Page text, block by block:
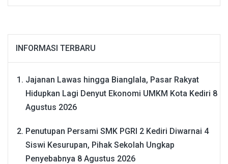
INFORMASI TERBARU
Jajanan Lawas hingga Bianglala, Pasar Rakyat
Hidupkan Lagi Denyut Ekonomi UMKM Kota Kediri 8
Agustus 2026
Penutupan Persami SMK PGRI 2 Kediri Diwarnai 4
Siswi Kesurupan, Pihak Sekolah Ungkap
Penyebabnya 8 Agustus 2026